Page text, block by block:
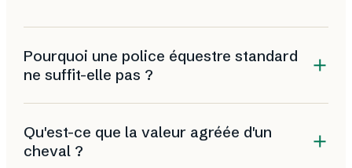
Pourquoi une police équestre standard
ne suffit-elle pas ?
Parce qu'elle plafonne l'indemnisation et ignore les
risques propres au polo (traumatismes articulaires,
Qu'est-ce que la valeur agréée d'un
cheval ?